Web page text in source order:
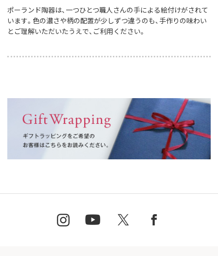
ポーランド陶器は、一つひとつ職人さんの手による絵付けがされて
います。色の濃さや柄の配置が少しずつ違うのも、手作りの味わい
とご理解いただいたうえで、ご利用ください。